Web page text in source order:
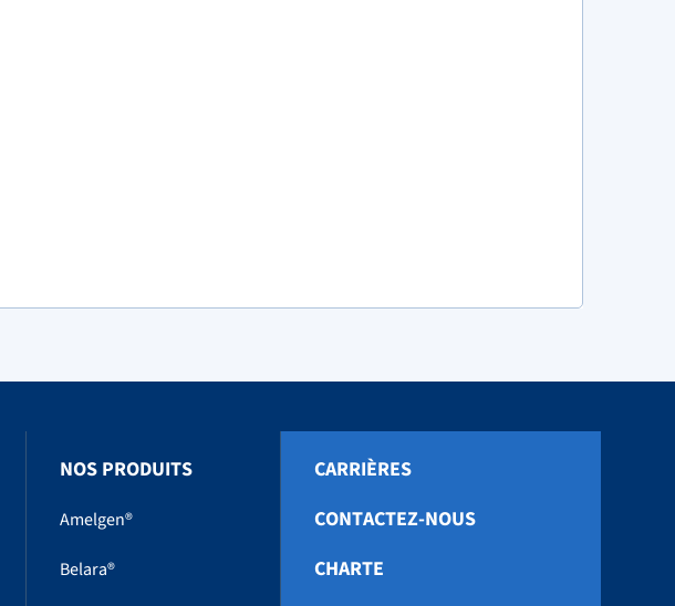
NOS PRODUITS
Amelgen®
Belara®
CARRIÈRES
CONTACTEZ-NOUS
CHARTE